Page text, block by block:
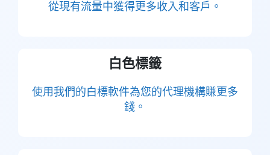
從現有流量中獲得更多收入和客戶。
白色標籤
使用我們的白標軟件為您的代理機構賺更多
錢。